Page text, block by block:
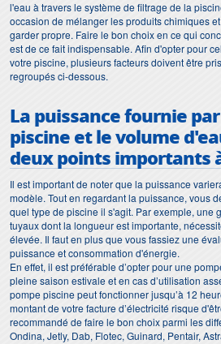
l'eau à travers le système de filtrage de la
occasion de mélanger les produits chimiques
garder propre. Faire le bon choix en ce qui
est de ce fait indispensable. Afin d'opter pour
votre piscine, plusieurs facteurs doivent être
regroupés ci-dessous.
La puissance fournie
piscineet le volume
deux points importants
Il est important de noter que la puissance
modèle. Tout en regardant la puissance, vous
quel type de piscine il s'agit. Par exemple, une
tuyaux dont la longueur est importante,
élevée. Il faut en plus que vous fassiez une
puissance et consommation d'énergie.
En effet, il est préférable d’opter pour une
pleine saison estivale et en cas d’utilisation
pompe piscine peut fonctionner jusqu’à 12
montant de votre facture d’électricité risque
recommandé de faire le bon choix parmi les
Ondina, Jetly, Dab, Flotec, Guinard, Pentair,